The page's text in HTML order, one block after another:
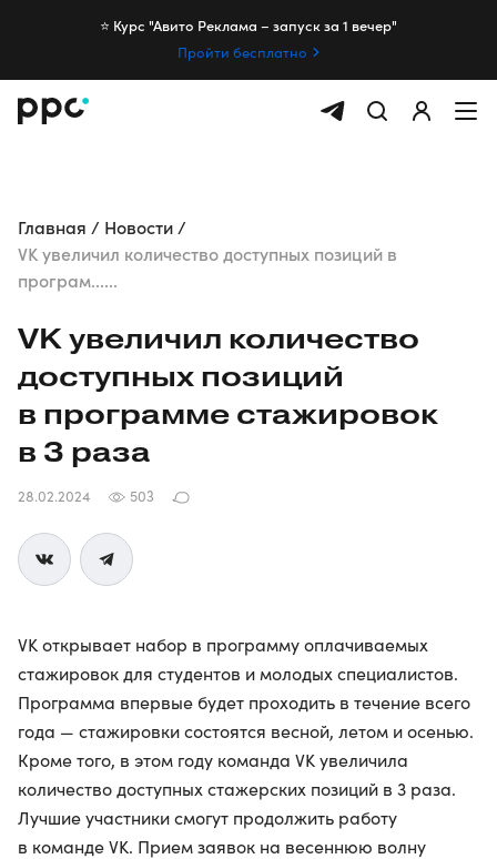
⭐️ Курс "Авито Реклама – запуск за 1 вечер"
Пройти бесплатно
Главная
Новости
VK увеличил количество доступных позиций в
програм......
VK увеличил количество
доступных позиций
в программе стажировок
в 3 раза
28.02.2024 503
VK открывает набор в программу оплачиваемых
стажировок для студентов и молодых специалистов.
Программа впервые будет проходить в течение всего
года — стажировки состоятся весной, летом и осенью.
Кроме того, в этом году команда VK увеличила
количество доступных стажерских позиций в 3 раза.
Лучшие участники смогут продолжить работу
в команде VK. Прием заявок на весеннюю волну